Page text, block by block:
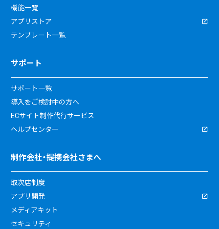
機能一覧
アプリストア
テンプレート一覧
サポート
サポート一覧
導入をご検討中の方へ
ECサイト制作代行サービス
ヘルプセンター
制作会社・提携会社さまへ
取次店制度
アプリ開発
メディアキット
セキュリティ